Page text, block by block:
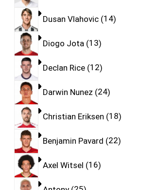
Dusan Vlahovic 14
Diogo Jota 13
Declan Rice 12
Darwin Nunez 24
Christian Eriksen 18
Benjamin Pavard 22
Axel Witsel 16